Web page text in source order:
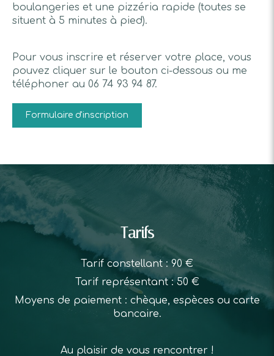
boulangeries et une pizzéria rapide (toutes se
situent à 5 minutes à pied).
Pour vous inscrire et réserver votre place, vous
pouvez cliquer sur le bouton ci-dessous ou me
téléphoner au 06 74 93 94 87.
Formulaire d'inscription
Tarifs
Tarif constellant : 90 €
Tarif représentant : 50 €
Moyens de paiement : chèque, espèces ou carte
bancaire.
Au plaisir de vous rencontrer !